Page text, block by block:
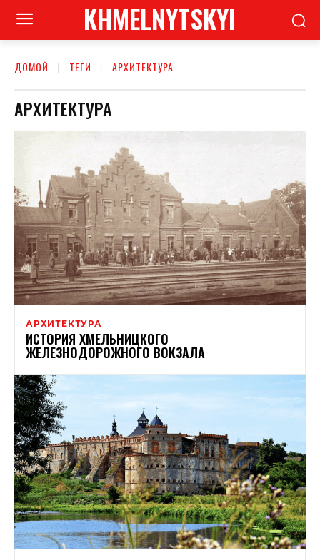
KHMELNYTSKYI
ДОМОЙ ТЕГИ АРХИТЕКТУРА
АРХИТЕКТУРА
АРХИТЕКТУРА
ИСТОРИЯ ХМЕЛЬНИЦКОГО
ЖЕЛЕЗНОДОРОЖНОГО ВОКЗАЛА